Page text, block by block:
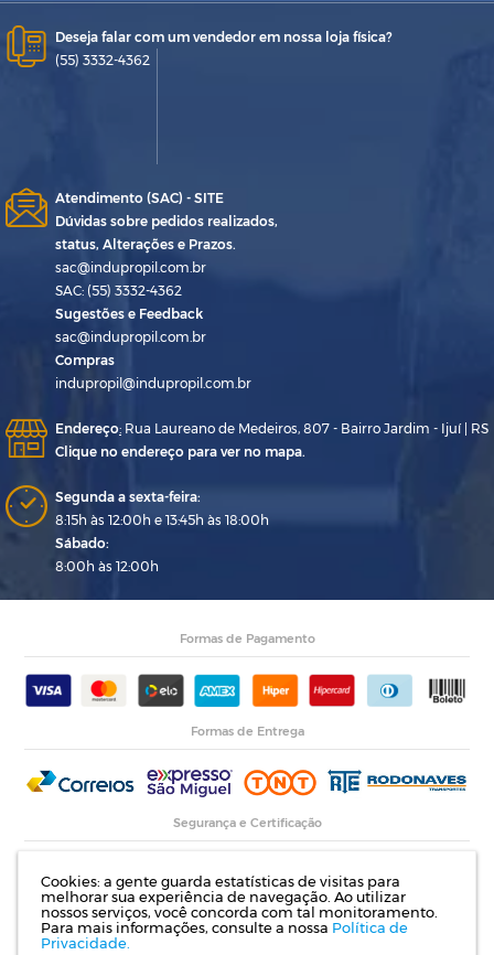
Cookies: a gente guarda estatísticas de visitas para
melhorar sua experiência de navegação. Ao utilizar
nossos serviços, você concorda com tal monitoramento.
Para mais informações, consulte a nossa Política de
Privacidade.
Deseja falar com um vendedor em nossa loja física?
(55) 3332-4362
Atendimento (SAC) - SITE
Dúvidas sobre pedidos realizados,
status, Alterações e Prazos.
sac@indupropil.com.br
SAC: (55) 3332-4362
Sugestões e Feedback
sac@indupropil.com.br
Compras
indupropil@indupropil.com.br
Endereço: Rua Laureano de Medeiros, 807 - Bairro Jardim - Ijuí | RS
Clique no endereço para ver no mapa.
Segunda a sexta-feira:
8:15h às 12:00h e 13:45h às 18:00h
Sábado:
8:00h às 12:00h
Formas de Pagamento
Formas de Entrega
Segurança e Certificação